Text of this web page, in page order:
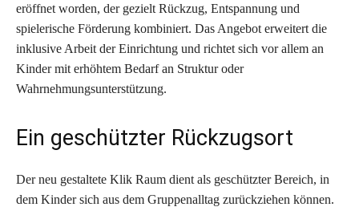
eröffnet worden, der gezielt Rückzug, Entspannung und
spielerische Förderung kombiniert. Das Angebot erweitert die
inklusive Arbeit der Einrichtung und richtet sich vor allem an
Kinder mit erhöhtem Bedarf an Struktur oder
Wahrnehmungsunterstützung.
Ein geschützter Rückzugsort
Der neu gestaltete Klik Raum dient als geschützter Bereich, in
dem Kinder sich aus dem Gruppenalltag zurückziehen können.